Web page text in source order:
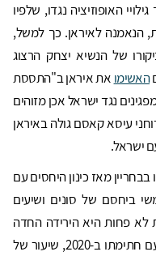
האופוזיציה נגדו, שלפיו
הנאמנה לאיראן. כך למשל,
של הנשיא יצחק הרצוג
האשימו את איראן ב"התססת
נגד ישראל אכן מזוהים
עיסא קאסם גולה באיראן
ישראל.
מאז כינון היחסים עם
ביחסם של סונים ושיעים
לא פחות היא הירידה החדה
בתמיכה בהסכם בחלוף השנים: בעוד שעם חתימתו ב-2020, שיעור של